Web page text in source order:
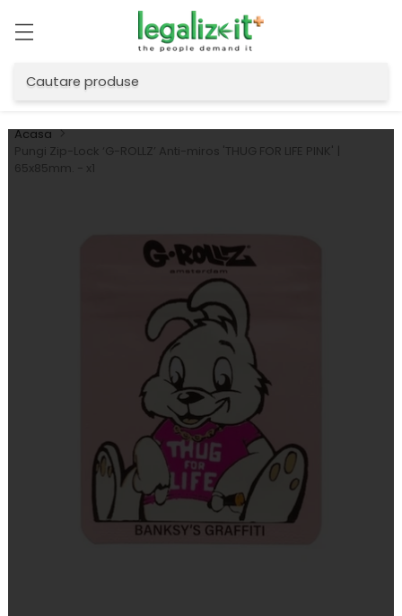
Cautare produse
Acasa
Pungi Zip-Lock ‘G-ROLLZ’ Anti-miros 'THUG FOR LIFE PINK' |
65x85mm. - x1